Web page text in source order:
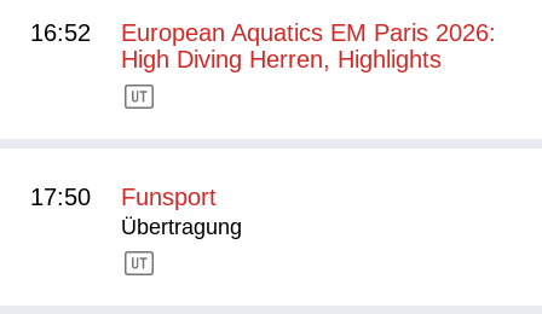
16:52
European Aquatics EM Paris 2026:
High Diving Herren, Highlights
17:50 Funsport
Übertragung